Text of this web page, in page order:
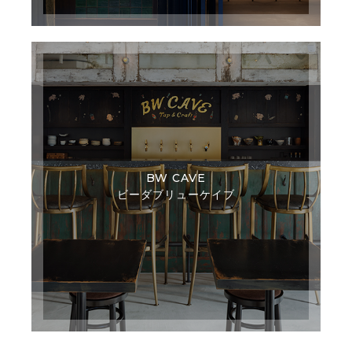
BW CAVE
ビーダブリューケイブ